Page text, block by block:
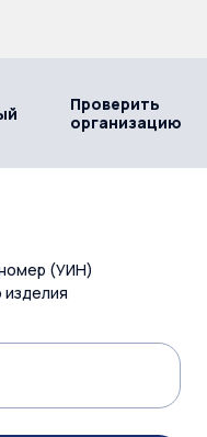
Проверить
организацию
(УИН)